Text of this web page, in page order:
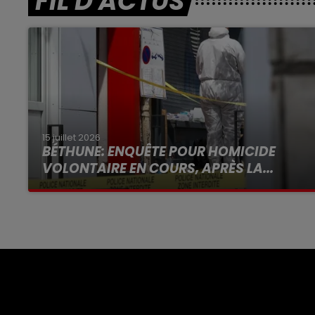
15 juillet 2026
BÉTHUNE: ENQUÊTE POUR HOMICIDE
VOLONTAIRE EN COURS, APRÈS LA...
Selon les premiers éléments, le logement